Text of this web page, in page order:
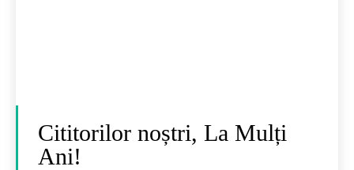
Cititorilor noștri, La Mulți
Ani!